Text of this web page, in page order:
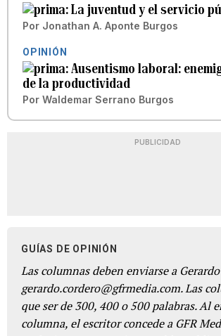
La juventud y el servicio
Por Jonathan A. Aponte Burgos
OPINIÓN
Ausentismo laboral:
de la productividad
Por Waldemar Serrano Burgos
PUBLICIDAD
GUÍAS DE OPINIÓN
Las columnas deben enviarse a
gerardo.cordero@gfrmedia.com. Las
que ser de 300, 400 o 500 palabras. Al
columna, el escritor concede a GFR